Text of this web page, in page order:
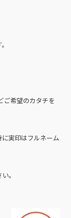
ご希望のカタチを
実印はフルネーム
。